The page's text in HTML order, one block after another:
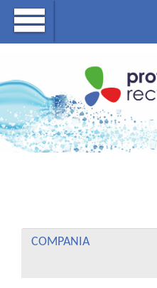
COMPANIA